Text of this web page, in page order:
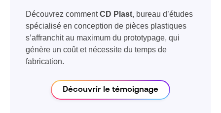
Découvrez commentCD Plast, bureau d’études
spécialisé en conception de pièces plastiques
s’affranchit au maximum du prototypage, qui
génère un coût et nécessite du temps de
fabrication.
Découvrir le témoignage